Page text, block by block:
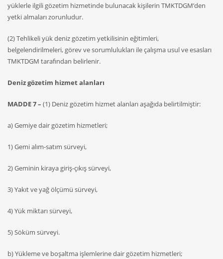
yüklerle ilgili gözetim hizmetinde bulunacak kişilerin TMKTDGM’den
yetki almaları zorunludur.
(2) Tehlikeli yük deniz gözetim yetkilisinin eğitimleri,
belgelendirilmeleri, görev ve sorumlulukları ile çalışma usul ve esasları
TMKTDGM tarafından belirlenir.
Deniz gözetim hizmet alanları
MADDE 7 – (1) Deniz gözetim hizmet alanları aşağıda belirtilmiştir:
a) Gemiye dair gözetim hizmetleri;
1) Gemi alım-satım sürveyi,
2) Geminin kiraya giriş-çıkış sürveyi,
3) Yakıt ve yağ ölçümü sürveyi,
4) Yük miktarı sürveyi,
5) Söküm sürveyi.
b) Yükleme ve boşaltma işlemlerine dair gözetim hizmetleri;